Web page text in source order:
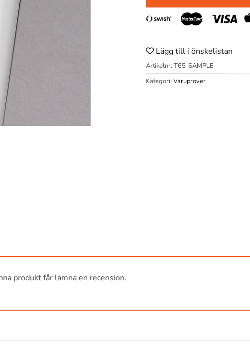
Lägg till i önskelistan
Artikelnr: T65-SAMPLE
Kategori: Varuprover
produkt får lämna en recension.